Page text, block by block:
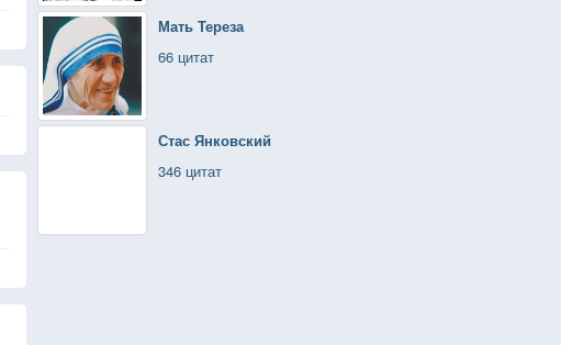
Мать Тереза
66 цитат
Стас Янковский
346 цитат